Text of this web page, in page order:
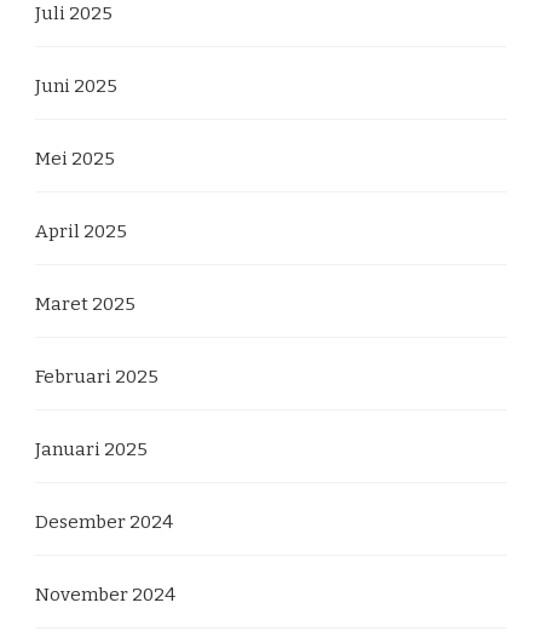
Juli 2025
Juni 2025
Mei 2025
April 2025
Maret 2025
Februari 2025
Januari 2025
Desember 2024
November 2024